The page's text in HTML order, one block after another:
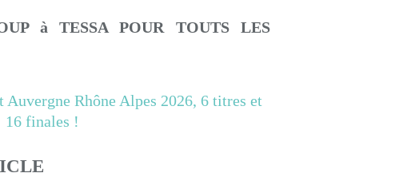
à TESSA POUR TOUTS LES